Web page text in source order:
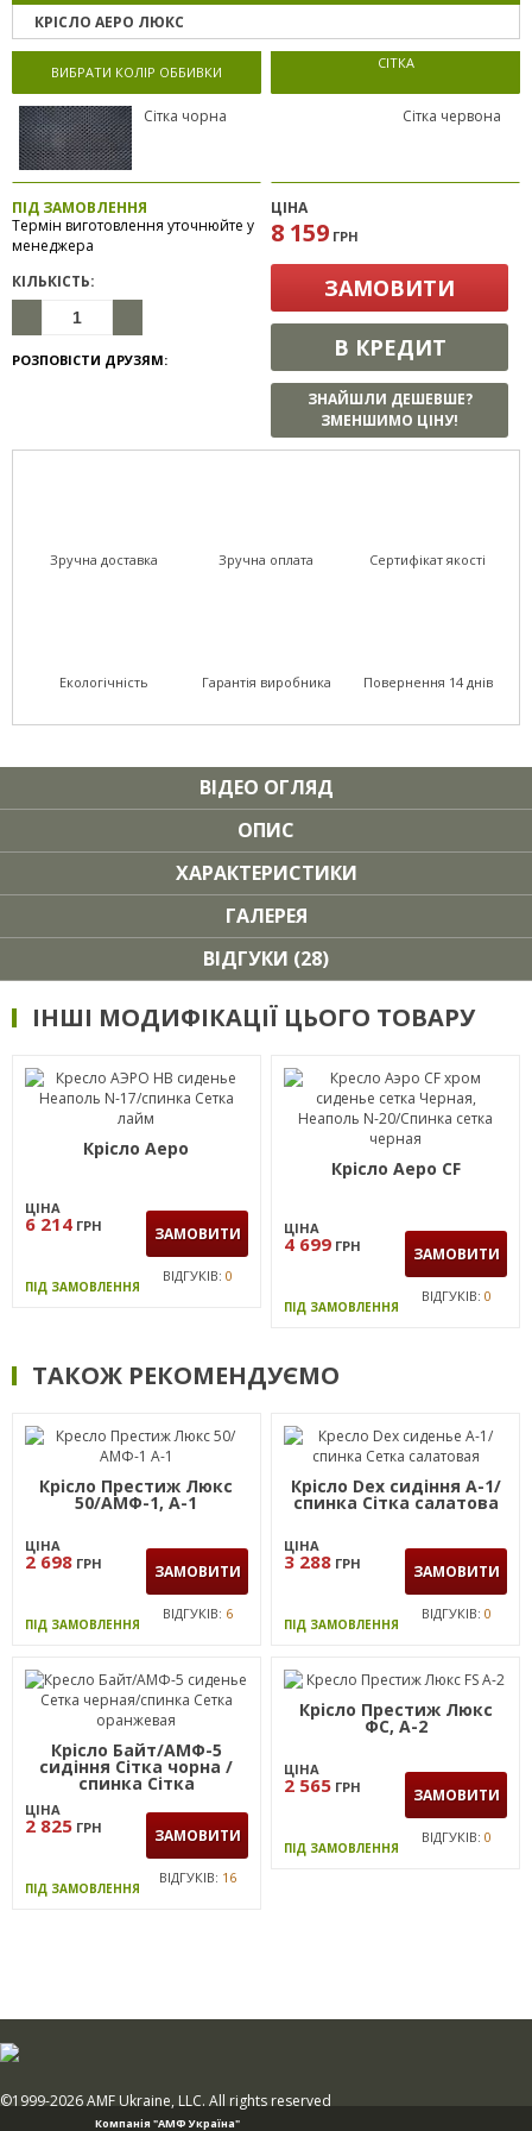
КРІСЛО АЕРО ЛЮКС
ВИБРАТИ КОЛІР ОББИВКИ
Сітка чорна
СІТКА
Сітка червона
ПІД ЗАМОВЛЕННЯ
Термін виготовлення уточнюйте у
менеджера
КІЛЬКІСТЬ:
РОЗПОВІСТИ ДРУЗЯМ:
ЦІНА
8 159 ГРН
ЗАМОВИТИ
В КРЕДИТ
ЗНАЙШЛИ ДЕШЕВШЕ?
ЗМЕНШИМО ЦІНУ!
Зручна доставка Зручна оплата Сертифікат якості
Екологічність Гарантія виробника Повернення 14 днів
ВІДЕО ОГЛЯД
ОПИС
ХАРАКТЕРИСТИКИ
ГАЛЕРЕЯ
ВІДГУКИ (28)
ІНШІ МОДИФІКАЦІЇ ЦЬОГО ТОВАРУ
Крісло Аеро
ЦІНА
6 214 ГРН ЗАМОВИТИ
ПІД ЗАМОВЛЕННЯ
ВІДГУКІВ: 0
Крісло Аеро CF
ЦІНА
4 699 ГРН ЗАМОВИТИ
ПІД ЗАМОВЛЕННЯ
ВІДГУКІВ: 0
ТАКОЖ РЕКОМЕНДУЄМО
Крісло Престиж Люкс
50/АМФ-1, А-1
ЦІНА
2 698 ГРН ЗАМОВИТИ
ПІД ЗАМОВЛЕННЯ
ВІДГУКІВ: 6
Крісло Dex сидіння А-1/
спинка Сітка салатова
ЦІНА
3 288 ГРН ЗАМОВИТИ
ПІД ЗАМОВЛЕННЯ
ВІДГУКІВ: 0
Крісло Байт/АМФ-5
сидіння Сітка чорна /
спинка Сітка
ЦІНА
2 825 ГРН ЗАМОВИТИ
ПІД ЗАМОВЛЕННЯ
ВІДГУКІВ: 16
Крісло Престиж Люкс
ФС, А-2
ЦІНА
2 565 ГРН ЗАМОВИТИ
ПІД ЗАМОВЛЕННЯ
ВІДГУКІВ: 0
Компанія "АМФ Україна"
©1999-2026 AMF Ukraine, LLC. All rights reserved